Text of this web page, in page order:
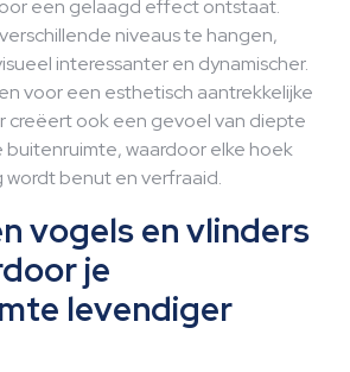
een gelaagd effect ontstaat.
niveaus te hangen,
interessanter en dynamischer.
voor een esthetisch aantrekkelijke
creëert ook een gevoel van diepte
buitenruimte, waardoor elke hoek
benut en verfraaid.
vogels en vlinders
je
levendiger